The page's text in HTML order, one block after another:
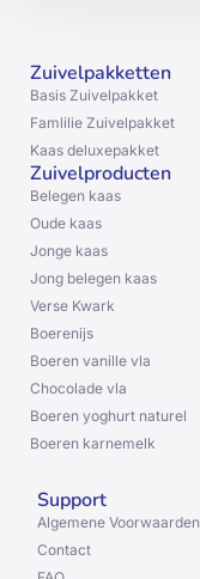
Zuivelpakketten
Basis Zuivelpakket
Famlilie Zuivelpakket
Kaas deluxepakket
Zuivelproducten
Belegen kaas
Oude kaas
Jonge kaas
Jong belegen kaas
Verse Kwark
Boerenijs
Boeren vanille vla
Chocolade vla
Boeren yoghurt naturel
Boeren karnemelk
Support
Algemene Voorwaarden
Contact